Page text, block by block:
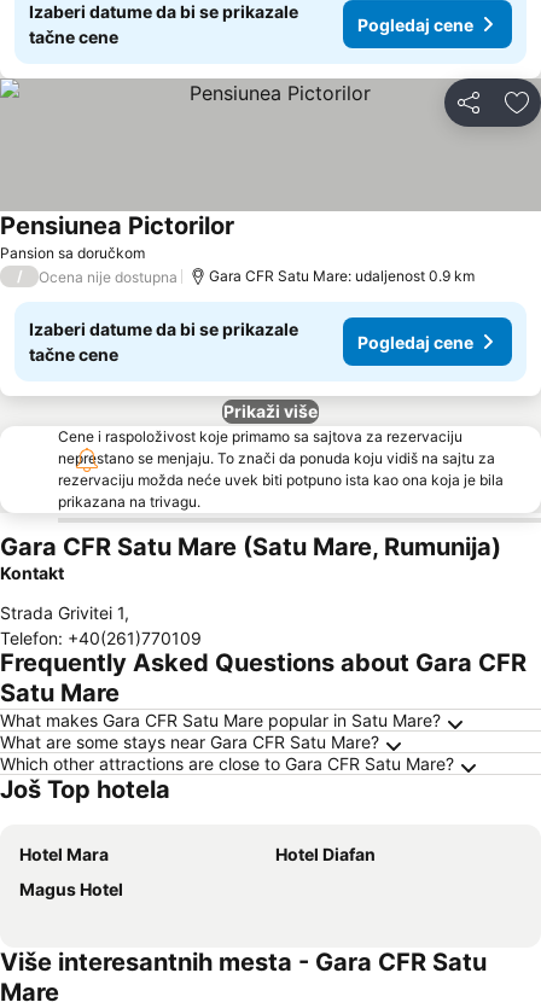
Izaberi datume da bi se prikazale
tačne cene
Pogledaj cene
Deli
Pansion sa doručkom
Pensiunea Pictorilor
/ Ocena nije dostupna Gara CFR Satu Mare: udaljenost 0.9 km
Izaberi datume da bi se prikazale
tačne cene
Pogledaj cene
Prikaži više
Cene i raspoloživost koje primamo sa sajtova za rezervaciju
neprestano se menjaju. To znači da ponuda koju vidiš na sajtu za
rezervaciju možda neće uvek biti potpuno ista kao ona koja je bila
prikazana na trivagu.
Gara CFR Satu Mare (Satu Mare, Rumunija)
Kontakt
Strada Grivitei 1,
Telefon: +40(261)770109
Frequently Asked Questions about Gara CFR
Satu Mare
What makes Gara CFR Satu Mare popular in Satu Mare?
What are some stays near Gara CFR Satu Mare?
Which other attractions are close to Gara CFR Satu Mare?
Još Top hotela
Hotel Mara
Hotel Diafan
Magus Hotel
Više interesantnih mesta - Gara CFR Satu
Mare